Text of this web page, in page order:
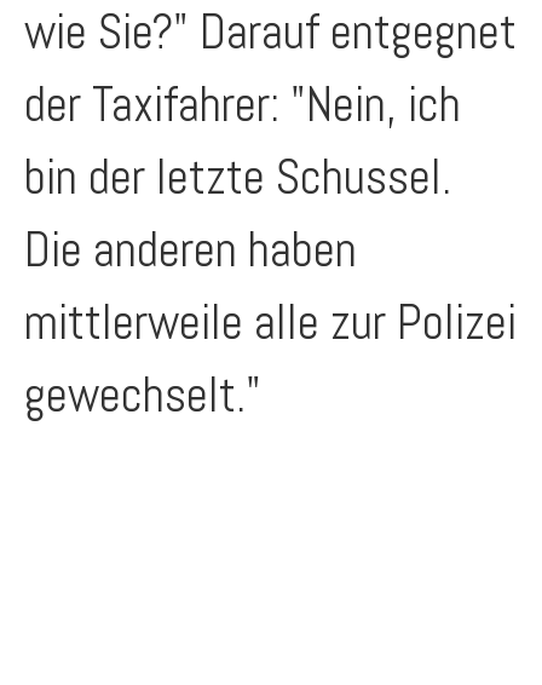
wie Sie?" Darauf entgegnet
der Taxifahrer: "Nein, ich
bin der letzte Schussel.
Die anderen haben
mittlerweile alle zur Polizei
gewechselt."